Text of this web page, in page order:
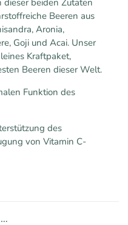
beiden Zutaten
Beeren aus
Aronia,
Goji und Acai. Unser
Kraftpaket,
Beeren dieser Welt.
Funktion des
des
von Vitamin C-